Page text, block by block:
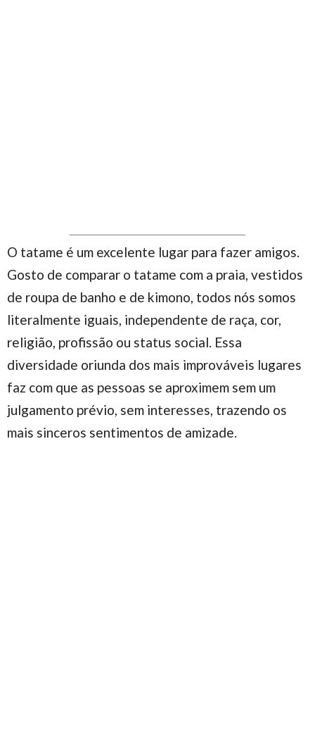
O tatame é um excelente lugar para fazer amigos.
Gosto de comparar o tatame com a praia, vestidos
de roupa de banho e de kimono, todos nós somos
literalmente iguais, independente de raça, cor,
religião, profissão ou status social. Essa
diversidade oriunda dos mais improváveis lugares
faz com que as pessoas se aproximem sem um
julgamento prévio, sem interesses, trazendo os
mais sinceros sentimentos de amizade.